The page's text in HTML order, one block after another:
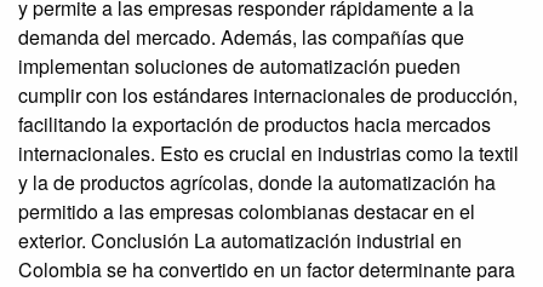
y permite a las empresas responder rápidamente a la
demanda del mercado. Además, las compañías que
implementan soluciones de automatización pueden
cumplir con los estándares internacionales de producción,
facilitando la exportación de productos hacia mercados
internacionales. Esto es crucial en industrias como la textil
y la de productos agrícolas, donde la automatización ha
permitido a las empresas colombianas destacar en el
exterior. Conclusión La automatización industrial en
Colombia se ha convertido en un factor determinante para